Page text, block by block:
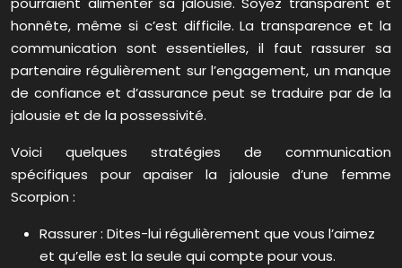
honnête, même si c’est difficile. La transparence et la
communication sont essentielles, il faut rassurer sa
partenaire régulièrement sur l’engagement, un manque
de confiance et d’assurance peut se traduire par de la
jalousie et de la possessivité.
Voici quelques stratégies de communication
spécifiques pour apaiser la jalousie d’une femme
Scorpion :
Rassurer : Dites-lui régulièrement que vous l’aimez
et qu’elle est la seule qui compte pour vous.